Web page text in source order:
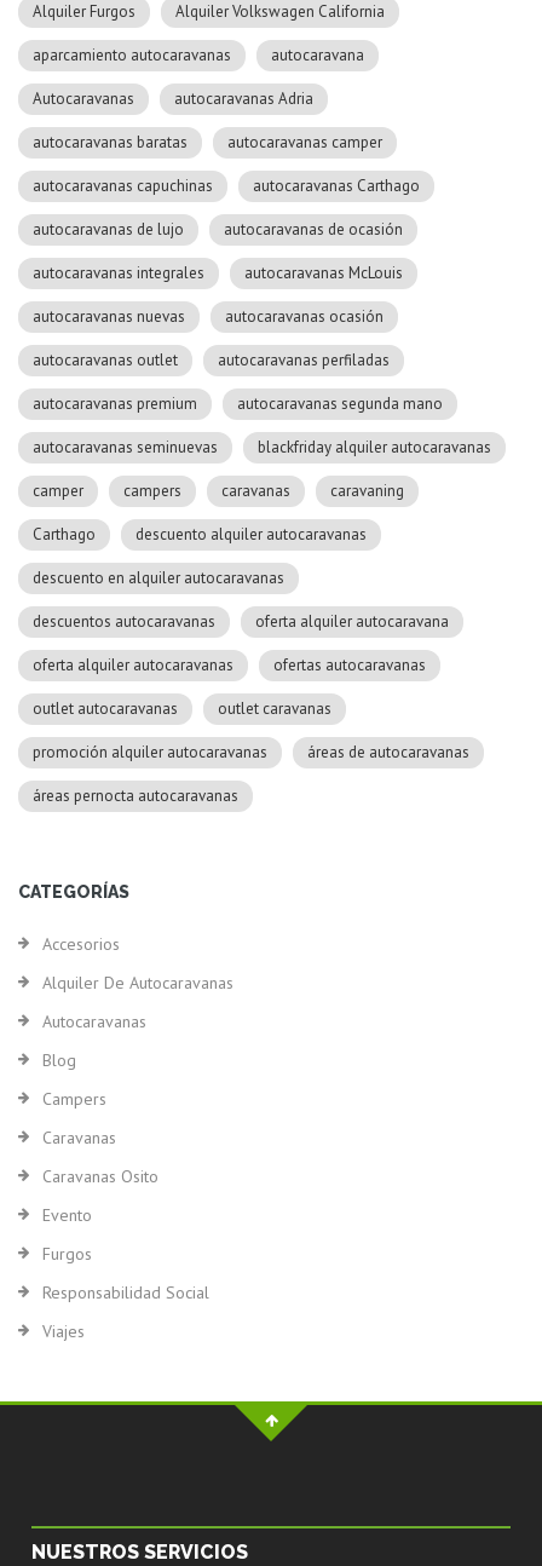
Alquiler Furgos Alquiler Volkswagen California
aparcamiento autocaravanas autocaravana
Autocaravanas autocaravanas Adria
autocaravanas baratas autocaravanas camper
autocaravanas capuchinas autocaravanas Carthago
autocaravanas de lujo autocaravanas de ocasión
autocaravanas integrales autocaravanas McLouis
autocaravanas nuevas autocaravanas ocasión
autocaravanas outlet autocaravanas perfiladas
autocaravanas premium autocaravanas segunda mano
autocaravanas seminuevas blackfriday alquiler autocaravanas
camper campers caravanas caravaning
Carthago descuento alquiler autocaravanas
descuento en alquiler autocaravanas
descuentos autocaravanas oferta alquiler autocaravana
oferta alquiler autocaravanas ofertas autocaravanas
outlet autocaravanas outlet caravanas
promoción alquiler autocaravanas áreas de autocaravanas
áreas pernocta autocaravanas
CATEGORÍAS
Accesorios
Alquiler De Autocaravanas
Autocaravanas
Blog
Campers
Caravanas
Caravanas Osito
Evento
Furgos
Responsabilidad Social
Viajes
NUESTROS SERVICIOS